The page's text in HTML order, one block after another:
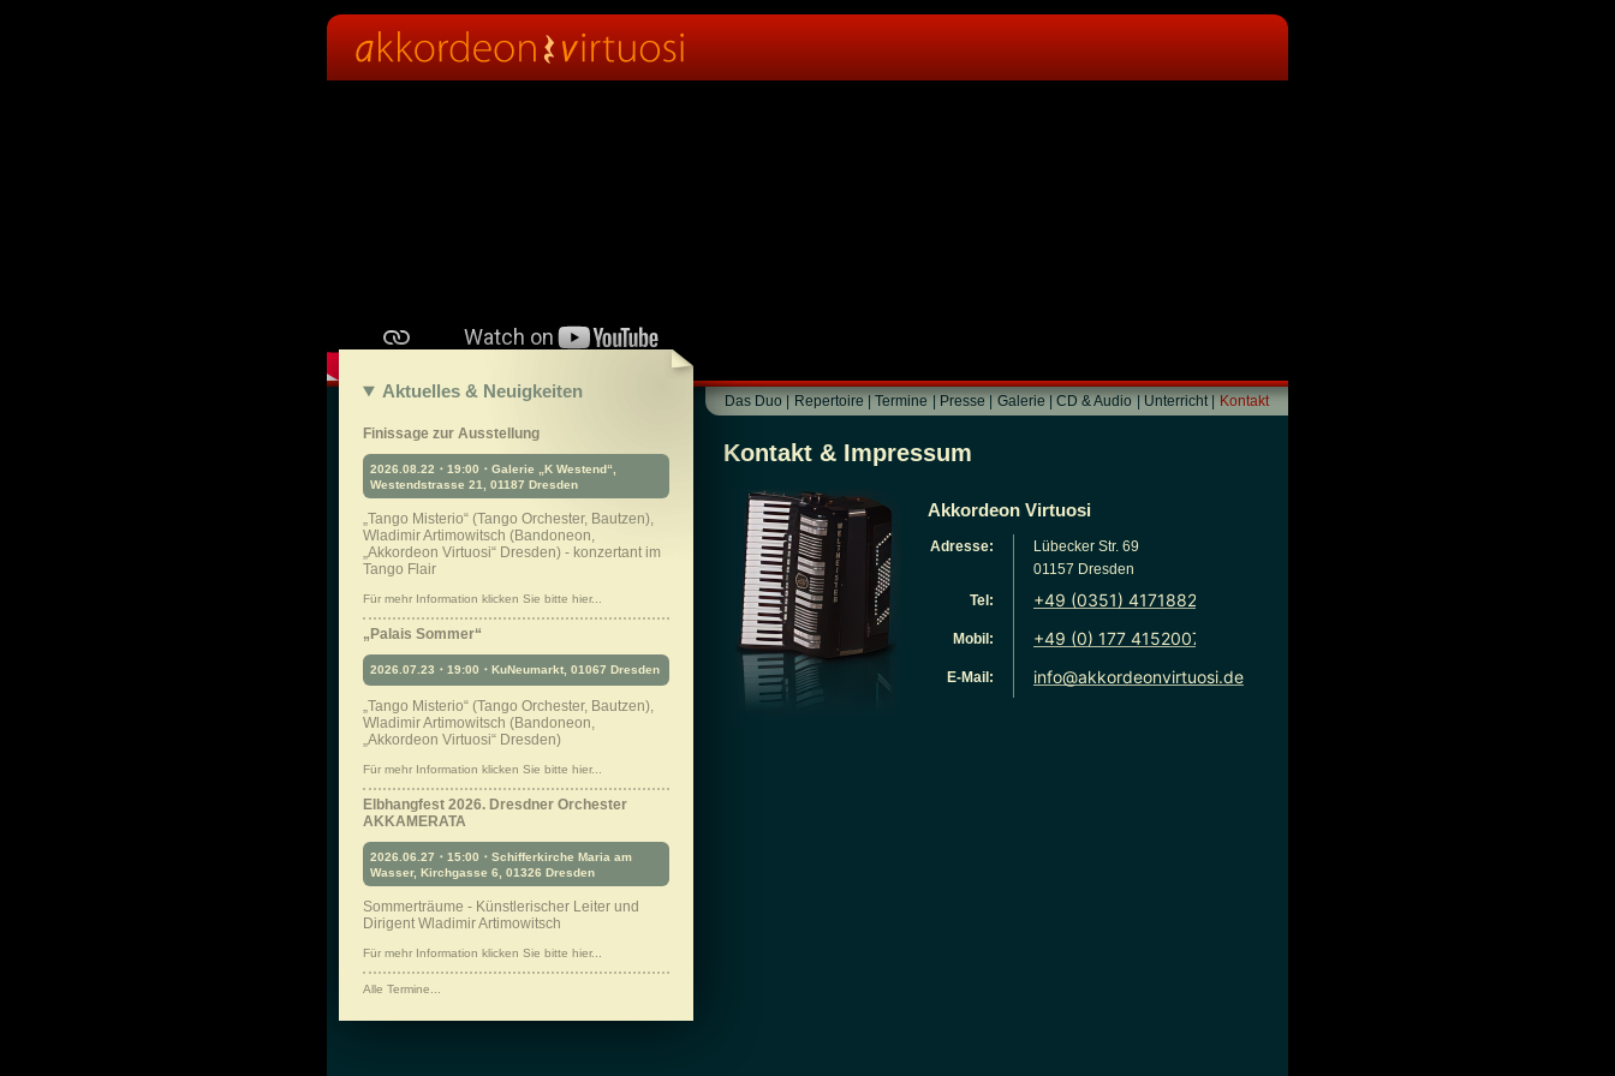
Das Duo Repertoire Termine Presse Galerie CD & Audio Unterricht Kontakt
Aktuelles & Neuigkeiten
Finissage zur Ausstellung
2026.08.22・19:00・Galerie „K Westend“,
Westendstrasse 21, 01187 Dresden
„Tango Misterio“ (Tango Orchester, Bautzen),
Wladimir Artimowitsch (Bandoneon,
„Akkordeon Virtuosi“ Dresden) - konzertant im
Tango Flair
Für mehr Information klicken Sie bitte hier...
„Palais Sommer“
2026.07.23・19:00・KuNeumarkt, 01067 Dresden
„Tango Misterio“ (Tango Orchester, Bautzen),
Wladimir Artimowitsch (Bandoneon,
„Akkordeon Virtuosi“ Dresden)
Für mehr Information klicken Sie bitte hier...
Elbhangfest 2026. Dresdner Orchester
AKKAMERATA
2026.06.27・15:00・Schifferkirche Maria am
Wasser, Kirchgasse 6, 01326 Dresden
Sommerträume - Künstlerischer Leiter und
Dirigent Wladimir Artimowitsch
Für mehr Information klicken Sie bitte hier...
Alle Termine...
Kontakt & Impressum
Akkordeon Virtuosi
Adresse:
Lübecker Str. 69
01157 Dresden
Tel:
Mobil:
E-Mail: